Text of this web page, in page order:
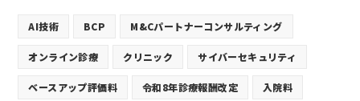
AI技術 BCP M&Cパートナーコンサルティング
オンライン診療 クリニック サイバーセキュリティ
ベースアップ評価料 令和8年診療報酬改定 入院料